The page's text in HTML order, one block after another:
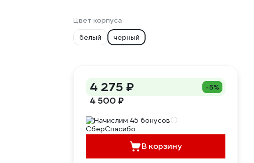
Цвет корпуса
белый
черный
4 275 ₽ -5%
4 500 ₽
Начислим 45 бонусов
В корзину